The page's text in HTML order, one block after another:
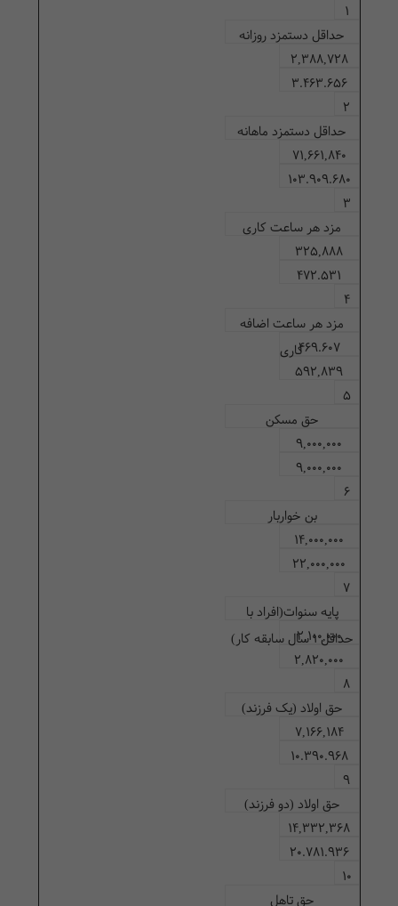
1
حداقل دستمزد روزانه
2,388,728
3.463.656
2
حداقل دستمزد ماهانه
71,661,840
103.909.680
3
مزد هر ساعت کاری
325,888
472.531
4
مزد هر ساعت اضافه
کاری469.607
592,839
5
حق مسکن
9,000,000
9,000,000
6
بن خواربار
14,000,000
22,000,000
7
پایه سنوات(افراد با
حداقل 1 سال سابقه کار)
2,100,000
2,820,000
8
حق اولاد (یک فرزند)
7,166,184
10.390.968
9
حق اولاد (دو فرزند)
14,332,368
20.781.936
10
حق تاهل